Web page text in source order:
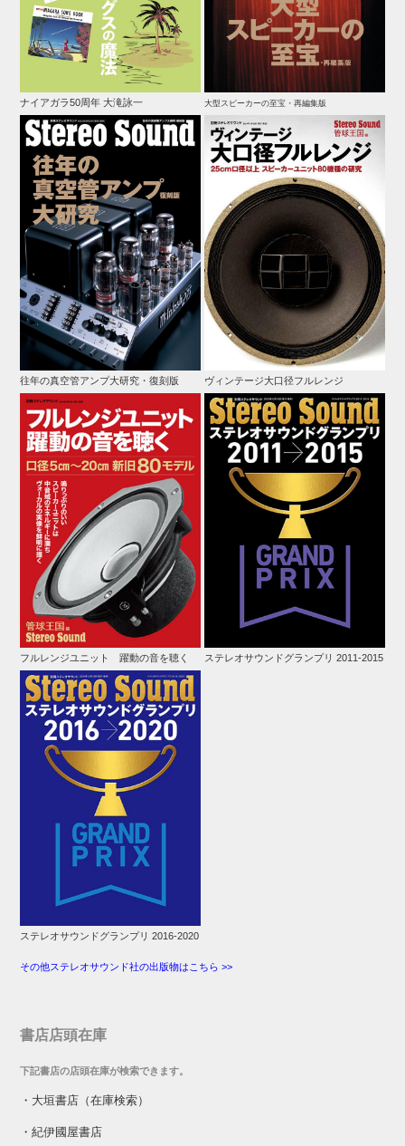
ナイアガラ50周年 大滝詠一 大型スピーカーの至宝・再編集版
往年の真空管アンプ大研究・復刻版 ヴィンテージ大口径フルレンジ
フルレンジユニット 躍動の音を聴く ステレオサウンドグランプリ 2011-2015
ステレオサウンドグランプリ 2016-2020
その他ステレオサウンド社の出版物はこちら >>
書店店頭在庫
下記書店の店頭在庫が検索できます。
・ 大垣書店（在庫検索）
・紀伊國屋書店